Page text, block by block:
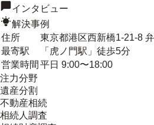
インタビュー
解決事例
住所
東京都港区西新橋1-21-8
最寄駅
「虎ノ門駅」徒歩5分
営業時間 平日 9:00〜18:00
注力分野
遺産分割
不動産相続
相続人調査